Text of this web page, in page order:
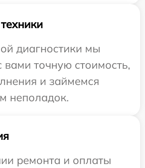
диагностики мы
вами точную стоимость,
и займемся
неполадок.
ремонта и оплаты